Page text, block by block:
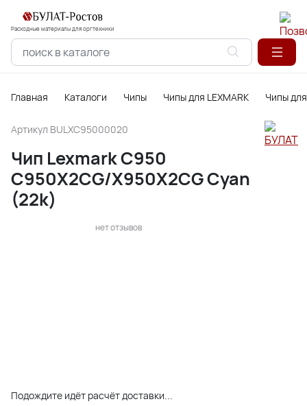
Расходные материалы для оргтехники
Главная Каталоги Чипы Чипы для LEXMARK Чипы
Артикул BULXC95000020
Чип Lexmark C950
C950X2CG/X950X2CG Сyan
(22k)
нет отзывов
Подождите идёт расчёт доставки...